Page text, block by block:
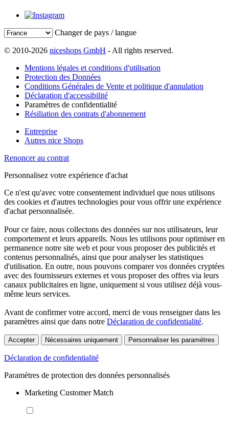
Changer de pays / langue
© 2010-2026 niceshops GmbH - All rights reserved.
Mentions légales et conditions d'utilisation
Protection des Données
Conditions Générales de Vente et politique d'annulation
Déclaration d'accessibilité
Paramètres de confidentialité
Résiliation des contrats d'abonnement
Entreprise
Autres nice Shops
Renoncer au contrat
Personnalisez votre expérience d'achat
Ce n'est qu'avec votre consentement individuel que nous utilisons
des cookies et d'autres technologies pour vous offrir une expérience
d'achat personnalisée.
Pour ce faire, nous collectons des données sur nos utilisateurs, leur
comportement et leurs appareils. Nous les utilisons pour optimiser en
permanence notre site web et pour vous proposer des publicités et
contenus personnalisés, ainsi que pour analyser les statistiques
d'utilisation. En outre, nous pouvons comparer vos données cryptées
avec des fournisseurs externes et vous proposer des offres via leurs
canaux publicitaires en ligne, uniquement si vous utilisez déjà vous-
même leurs services.
Avant de confirmer votre accord, merci de vous renseigner dans les
paramètres ainsi que dans notre Déclaration de confidentialité.
Accepter Nécessaires uniquement Personnaliser les paramètres
Déclaration de confidentialité
Paramètres de protection des données personnalisés
Marketing Customer Match